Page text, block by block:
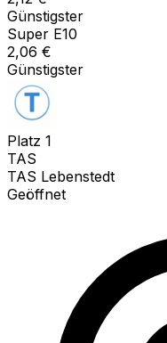
Günstigster
Super E10
2,06 €
Günstigster
Platz 1
TAS
TAS Lebenstedt
Geöffnet